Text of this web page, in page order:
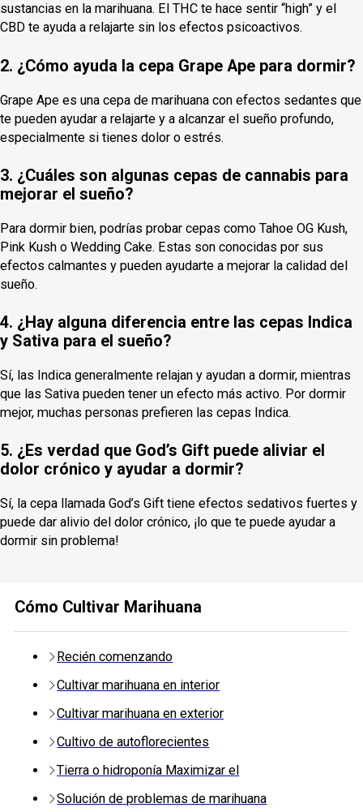
sustancias en la marihuana. El THC te hace sentir “high” y el
CBD te ayuda a relajarte sin los efectos psicoactivos.
2. ¿Cómo ayuda la cepa Grape Ape para dormir?
Grape Ape es una cepa de marihuana con efectos sedantes que
te pueden ayudar a relajarte y a alcanzar el sueño profundo,
especialmente si tienes dolor o estrés.
3. ¿Cuáles son algunas cepas de cannabis para
mejorar el sueño?
Para dormir bien, podrías probar cepas como Tahoe OG Kush,
Pink Kush o Wedding Cake. Estas son conocidas por sus
efectos calmantes y pueden ayudarte a mejorar la calidad del
sueño.
4. ¿Hay alguna diferencia entre las cepas Indica
y Sativa para el sueño?
Sí, las Indica generalmente relajan y ayudan a dormir, mientras
que las Sativa pueden tener un efecto más activo. Por dormir
mejor, muchas personas prefieren las cepas Indica.
5. ¿Es verdad que God’s Gift puede aliviar el
dolor crónico y ayudar a dormir?
Sí, la cepa llamada God’s Gift tiene efectos sedativos fuertes y
puede dar alivio del dolor crónico, ¡lo que te puede ayudar a
dormir sin problema!
Cómo Cultivar Marihuana
Recién comenzando
Cultivar marihuana en interior
Cultivar marihuana en exterior
Cultivo de autoflorecientes
Tierra o hidroponía Maximizar el
Solución de problemas de marihuana